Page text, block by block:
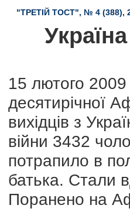
"ТРЕТІЙ ТОСТ", № 4 (388),
15 лютого 2009
десятирічної
вихідців з
війни 3432
потрапило в
батька. Стали
Поранено на